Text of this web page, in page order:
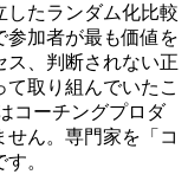
したランダム化比較
参加者が最も価値を
ス、判断されない正
取り組んでいたこ
コーチングプロダ
ん。専門家を「コ
。